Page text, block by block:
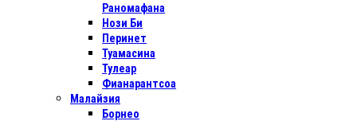
Раномафана
Нози Би
Перинет
Туамасина
Тулеар
Фианарантсоа
Малайзия
Борнео